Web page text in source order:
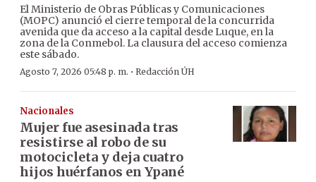
El Ministerio de Obras Públicas y Comunicaciones
(MOPC) anunció el cierre temporal de la concurrida
avenida que da acceso a la capital desde Luque, en la
zona de la Conmebol. La clausura del acceso comienza
este sábado.
Agosto 7, 2026 05:48 p. m. · Redacción ÚH
Nacionales
Mujer fue asesinada tras
resistirse al robo de su
motocicleta y deja cuatro
hijos huérfanos en Ypané